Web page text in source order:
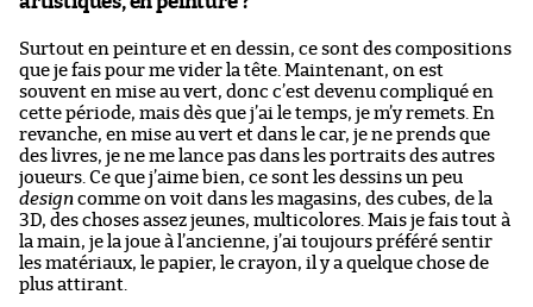
Surtout en peinture et en dessin, ce sont des compositions
que je fais pour me vider la tête. Maintenant, on est
souvent en mise au vert, donc c’est devenu compliqué en
cette période, mais dès que j’ai le temps, je m’y remets. En
revanche, en mise au vert et dans le car, je ne prends que
des livres, je ne me lance pas dans les portraits des autres
joueurs. Ce que j’aime bien, ce sont les dessins un peu
design comme on voit dans les magasins, des cubes, de la
3D, des choses assez jeunes, multicolores. Mais je fais tout à
la main, je la joue à l’ancienne, j’ai toujours préféré sentir
les matériaux, le papier, le crayon, il y a quelque chose de
plus attirant.